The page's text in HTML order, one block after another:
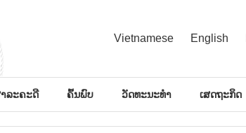
Vietnamese English
ລະຄະດີ ຄົ້ນພົບ ວັດທະນະທຳ ເສດຖະກິດ